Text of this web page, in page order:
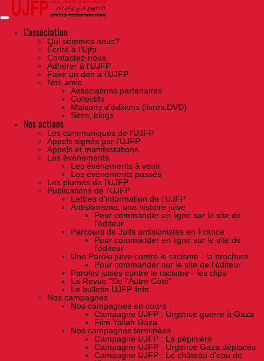
Skip
the
contentL'association
Qui sommes nous?
Ecrire à l’Ujfp
Contactez-nous
Adhérer à l’UJFP
Faire un don à l’UJFP
Nos amis
Associations partenaires
Collectifs
Maisons d’éditions (livres,DVD)
Sites, blogs
Nos actions
Les communiqués de l'UJFP
Appels signés par l'UJFP
Appels et manifestations
Les événements
Les événements à venir
Les événements passés
Les plumes de l'UJFP
Publications de l'UJFP
Lettres d'information de l'UJFP
Antisionisme, une histoire juive
Pour commander en ligne sur le site de
l'éditeur
Parcours de Juifs antisionistes en France
Pour commander en ligne sur le site de
l'éditeur
Une Parole juive contre le racisme - la brochure
Pour commander sur le site de l'éditeur
Paroles juives contre le racisme - les clips
La Revue "De l'Autre Côté"
Le bulletin UJFP-Info
Nos campagnes
Nos campagnes en cours
Campagne UJFP : Urgence guerre à Gaza
Film Yallah Gaza
Nos campagnes terminées
Campagne UJFP : La pépinière
Campagne UJFP : Urgence Gaza déplacés
Campagne UJFP : Le château d'eau de